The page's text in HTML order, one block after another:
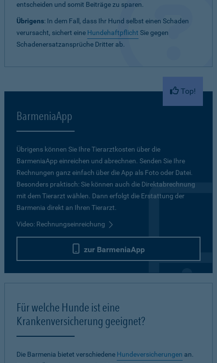
entscheiden und somit Beiträge zu sparen.
Übrigens: In dem Fall, dass Ihr Hund selbst einen Schaden
verursacht, sichert eine Hundehaftpflicht Sie gegen
Schadenersatzansprüche Dritter ab.
Top!
BarmeniaApp
Übrigens können Sie Ihre Tierarztkosten über die
BarmeniaApp einreichen und abrechnen. Senden Sie Ihre
Rechnungen ganz einfach über die App als Foto oder Datei.
Besonders praktisch: Sie können auch die Direktabrechnung
mit dem Tierarzt wählen. Dann erfolgt die Erstattung der
Barmenia direkt an Ihren Tierarzt.
Video: Rechnungseinreichung
zur BarmeniaApp
Für welche Hunde ist eine
Krankenversicherung geeignet?
Die Barmenia bietet verschiedene Hundeversicherungen an.